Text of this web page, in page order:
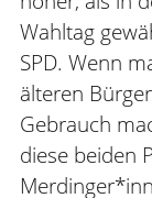
Wahltag
SPD. Wenn
älteren
Gebrauch
diese beiden